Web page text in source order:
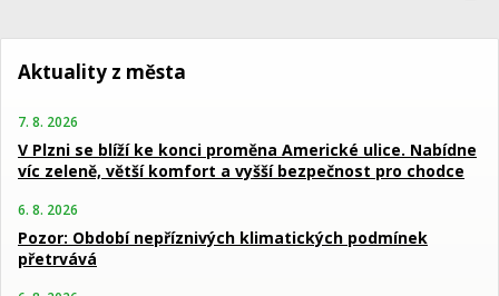
Aktuality z města
7. 8. 2026
V Plzni se blíží ke konci proměna Americké ulice. Nabídne
víc zeleně, větší komfort a vyšší bezpečnost pro chodce
6. 8. 2026
Pozor: Období nepříznivých klimatických podmínek
přetrvává